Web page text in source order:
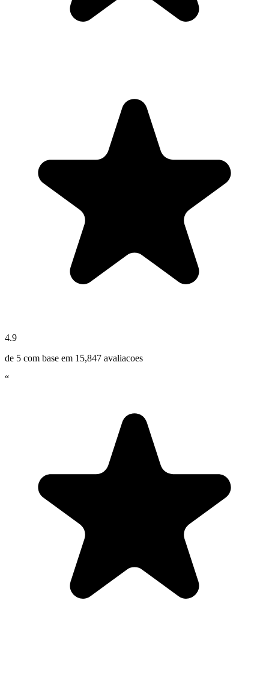
4.9
de 5 com base em 15,847 avaliacoes
“